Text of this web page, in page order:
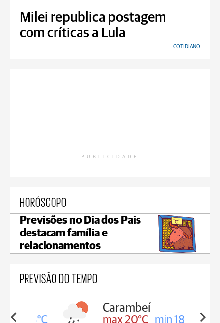
Milei republica postagem
com críticas a Lula
COTIDIANO
PUBLICIDADE
HORÓSCOPO
Previsões no Dia dos Pais
destacam família e
relacionamentos
PREVISÃO DO TEMPO
18°C
Carambeí
max 20°C min 18°C